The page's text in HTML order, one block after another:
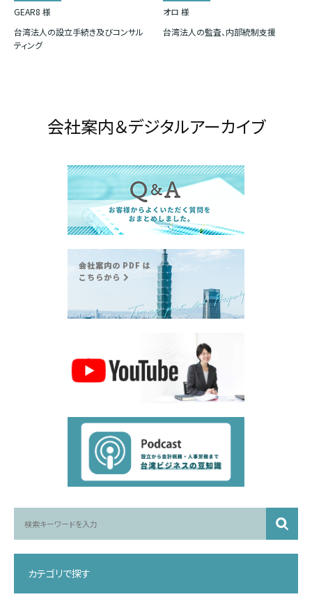
GEAR8 様
台湾法人の設立手続き及びコンサル
ティング
オロ 様
台湾法人の監査、内部統制支援
会社案内＆デジタルアーカイブ
カテゴリで探す